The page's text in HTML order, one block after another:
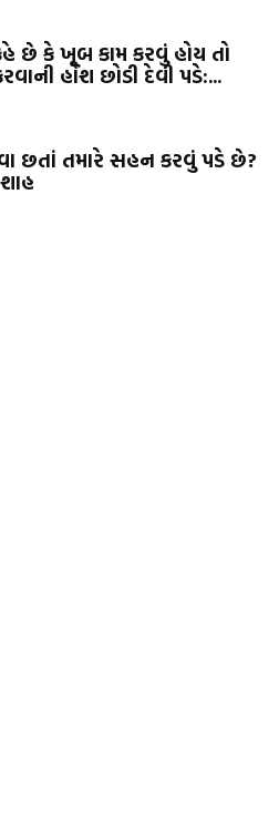
છે કે ખૂબ કામ કરવું હોય તો
હોંશ છોડી દેવી પડે:...
છતાં તમારે સહન કરવું પડે છે?